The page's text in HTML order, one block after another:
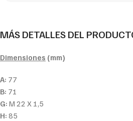
MÁS DETALLES DEL
Dimensiones (mm)
A: 77
B: 71
G: M 22 X 1,5
H: 85